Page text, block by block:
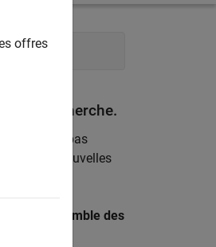
de recherche.
ne trouvez pas
des nouvelles
l’ensemble des
offres